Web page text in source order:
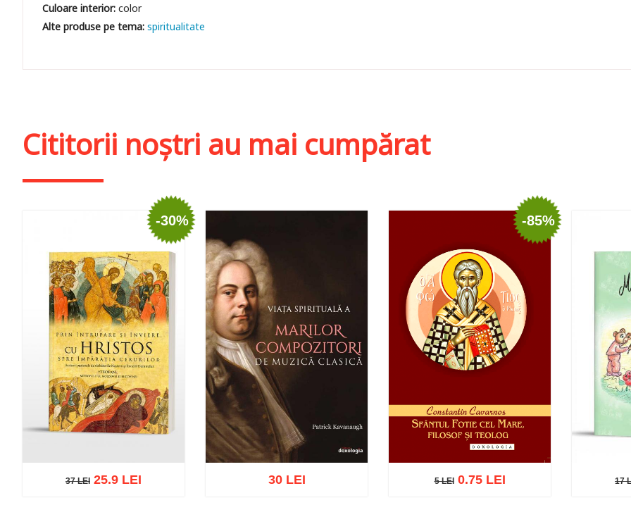
Culoare interior:color
spiritualitate
Cititorii noștri au mai cumpărat
-30%
37 LEI 25.9 LEI 30 LEI
-85%
5 LEI0.75 LEI 17
17